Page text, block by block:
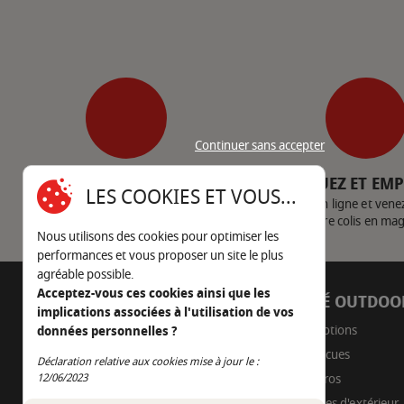
SERVICE CLIENT
Nous contacter
CLIQUEZ ET
Achetez en ligne et
votre colis en
AUTOUR DU FEU
05 45 22 98 09
Nous envoyer un e-mail
CÔTÉ
Promotions
Barbecues
Braseros
Continuer sans accepter
LES COOKIES ET VOUS...
Nous utilisons des cookies pour optimiser les
performances et vous proposer un site le plus
agréable possible.
Acceptez-vous ces cookies ainsi que les
implications associées à l'utilisation de vos
données personnelles ?
Déclaration relative aux cookies mise à jour le :
12/06/2023